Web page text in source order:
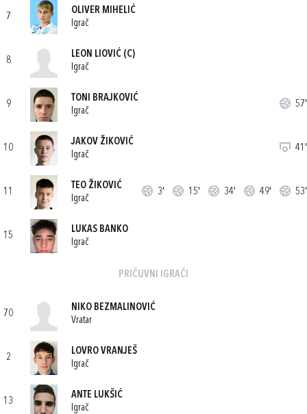
7
OLIVER MIHELIĆ
Igrač
8
LEON LIOVIĆ (C)
Igrač
9
TONI BRAJKOVIĆ
Igrač
57'
10
JAKOV ŽIKOVIĆ
Igrač
41'
11
TEO ŽIKOVIĆ
Igrač
3' 15' 34' 49' 53'
15
LUKAS BANKO
Igrač
PRIČUVNI IGRAČI
70
NIKO BEZMALINOVIĆ
Vratar
2
LOVRO VRANJEŠ
Igrač
13
ANTE LUKŠIĆ
Igrač